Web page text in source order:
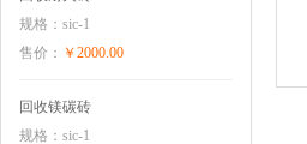
规格：sic-1
售价： ￥2000.00
回收镁碳砖
规格：sic-1